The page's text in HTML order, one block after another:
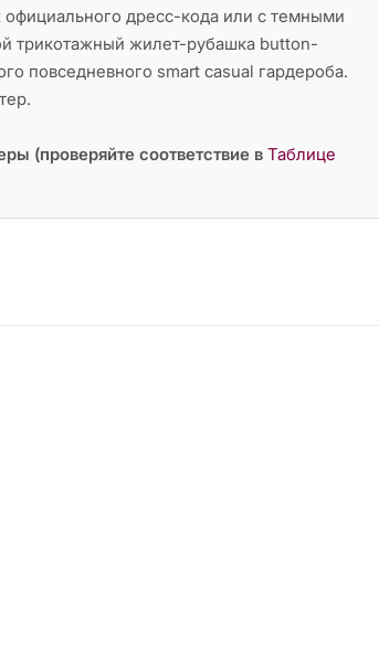
дресс-кода или с темными
трикотажный жилет-рубашка button-
повседневного smart casual гардероба.
(проверяйте соответствие в Таблице